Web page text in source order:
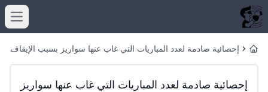
Homeإحصائية صادمة لعدد المباريات التي غاب عنها سواريز بسبب الإيقاف
إحصائية صادمة لعدد المباريات التي غاب عنها سواريز